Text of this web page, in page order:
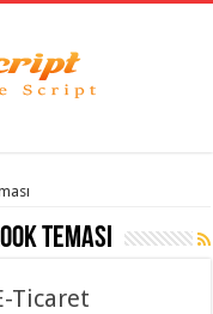
teması
Ticaret